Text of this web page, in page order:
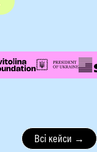
Всі кейси →